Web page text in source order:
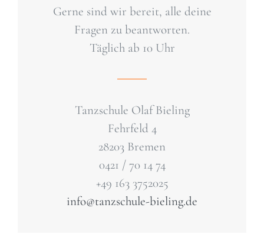
Gerne sind wir bereit, alle deine
Fragen zu beantworten.
Täglich ab 10 Uhr
Tanzschule Olaf Bieling
Fehrfeld 4
28203 Bremen
0421 / 70 14 74
+49 163 3752025
info@tanzschule-bieling.de